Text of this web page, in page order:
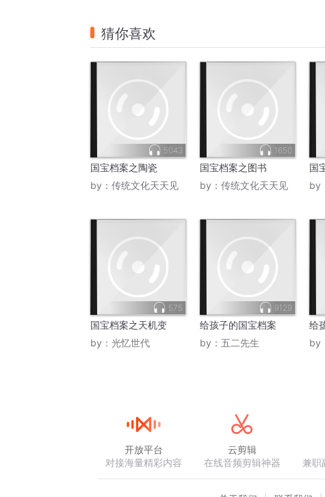
猜你喜欢
5043
国宝档案之陶瓷
by： 传统文化天天见
1650
国宝档案之图书
by： 传统文化天天见
国
by
575
国宝档案之天机变
by： 光忆世代
9129
给孩子的国宝档案
by： 五二先生
给
by
开放平台
对接海量精彩内容
云剪辑
在线音频剪辑神器
兼职